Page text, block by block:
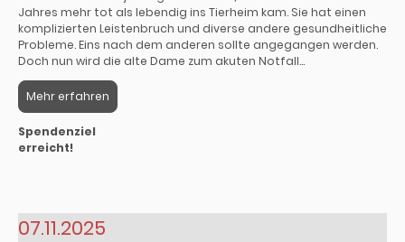
Jahres mehr tot als lebendig ins Tierheim kam. Sie hat einen
komplizierten Leistenbruch und diverse andere gesundheitliche
Probleme. Eins nach dem anderen sollte angegangen werden.
Doch nun wird die alte Dame zum akuten Notfall...
Mehr erfahren
Spendenziel
erreicht!
07.11.2025